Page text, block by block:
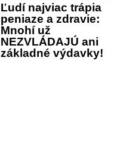
Ľudí najviac trápia
peniaze a zdravie:
Mnohí už
NEZVLÁDAJÚ ani
základné výdavky!